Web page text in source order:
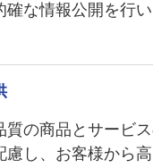
な情報公開を行
の商品とサービ
慮し、お客様から